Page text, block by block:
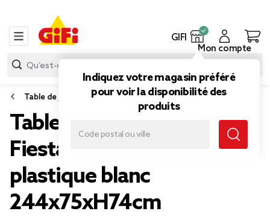
GIFI
Indiquez votre magasin préféré
pour voir la disponibilité des
produits
Mon compte
Table de jardin
Table de jardin pliante
Fiesta rectangulaire
plastique blanc
244x75xH74cm